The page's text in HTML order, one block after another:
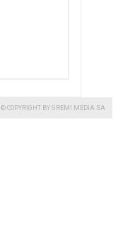
© COPYRIGHT BY GREMI MEDIA SA